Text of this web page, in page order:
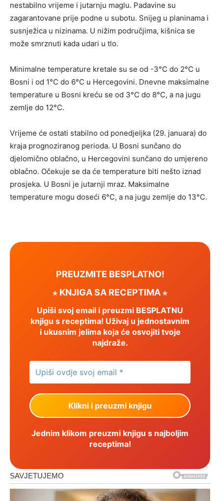
nestabilno vrijeme i jutarnju maglu. Padavine su
zagarantovane prije podne u subotu. Snijeg u planinama i
susnježica u nizinama. U nižim područjima, kišnica se
može smrznuti kada udari u tlo.
Minimalne temperature kretale su se od -3°C do 2°C u
Bosni i od 1°C do 6°C u Hercegovini. Dnevne maksimalne
temperature u Bosni kreću se od 3°C do 8°C, a na jugu
zemlje do 12°C.
Vrijeme će ostati stabilno od ponedjeljka (29. januara) do
kraja prognoziranog perioda. U Bosni sunčano do
djelomično oblačno, u Hercegovini sunčano do umjereno
oblačno. Očekuje se da će temperature biti nešto iznad
prosjeka. U Bosni je jutarnji mraz. Maksimalne
temperature mogu doseći 6°C, a na jugu zemlje do 13°C.
PREUZMITE BESPLATNO!
⋆ KNJIGA SA RECEPTIMA ⋆
Upiši svoj email i preuzmi BESPLATNU
knjigu s receptima! Uživaj u jednostavnim
i ukusnim jelima koja će osvojiti tvoje
najdraže.
Jednim klikom preuzmi knjigu s najboljim
receptima!